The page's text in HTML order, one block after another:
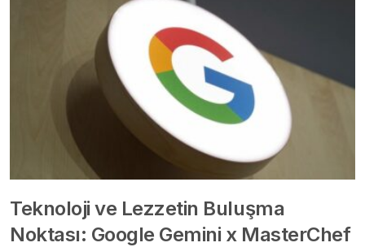
Teknoloji ve Lezzetin Buluşma
Noktası: Google Gemini x MasterChef